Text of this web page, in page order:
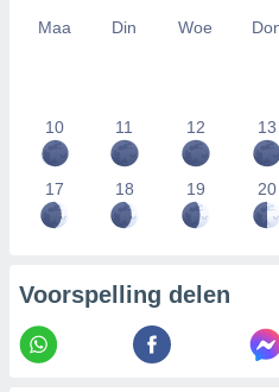
Maa Din Woe
10 11 12 13
17 18 19 20
Voorspelling delen